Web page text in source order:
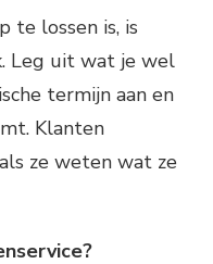
te lossen is, is
Leg uit wat je wel
termijn aan en
Klanten
ze weten wat ze